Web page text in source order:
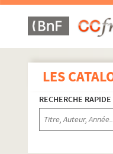
LES
RECHERCHE RAPIDE